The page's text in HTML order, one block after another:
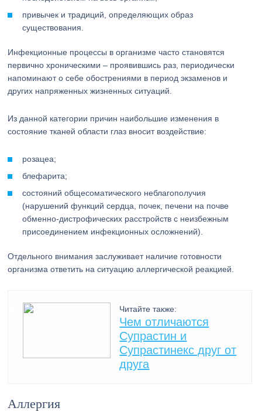
привычек и традиций, определяющих образ
существования.
Инфекционные процессы в организме часто становятся
первично хроническими – проявившись раз, периодически
напоминают о себе обострениями в период экзаменов и
других напряженных жизненных ситуаций.
Из данной категории причин наибольшие изменения в
состояние тканей области глаз вносит воздействие:
розацеа;
блефарита;
состояний общесоматического неблагополучия
(нарушений функций сердца, почек, печени на почве
обменно-дистрофических расстройств с неизбежным
присоединением инфекционных осложнений).
Отдельного внимания заслуживает наличие готовности
организма ответить на ситуацию аллергической реакцией.
Читайте также:
Чем отличаются
Супрастин и
Супрастинекс друг от
друга
Аллергия